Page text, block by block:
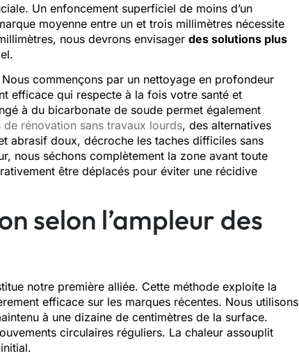
Un enfoncement superficiel de moins d’un
moyenne entre un et trois millimètres nécessite
nous devrons envisager des solutions plus
commençons par un nettoyage en profondeur
efficace qui respecte à la fois votre santé et
à du bicarbonate de soude permet également
de rénovation sans travaux lourds, des alternatives
abrasif doux, décroche les taches difficiles sans
nous séchons complètement la zone avant toute
être déplacés pour éviter une récidive
selon l’ampleur des
notre première alliée. Cette méthode exploite la
efficace sur les marques récentes. Nous utilisons
à une dizaine de centimètres de la surface.
circulaires réguliers. La chaleur assouplit